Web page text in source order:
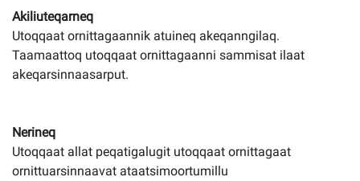
Akiliuteqarneq
Utoqqaat ornittagaannik atuineq akeqanngilaq.
Taamaattoq utoqqaat ornittagaanni sammisat ilaat
akeqarsinnaasarput.
Nerineq
Utoqqaat allat peqatigalugit utoqqaat ornittagaat
ornittuarsinnaavat ataatsimoortumillu